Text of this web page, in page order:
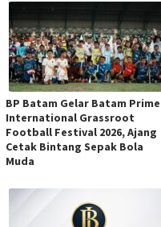
BP Batam Gelar Batam Prime
International Grassroot
Football Festival 2026, Ajang
Cetak Bintang Sepak Bola
Muda